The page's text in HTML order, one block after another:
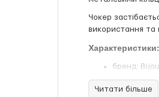
Чокер
використання та
Характеристики:
бренд:
країна
країна
Читати більше